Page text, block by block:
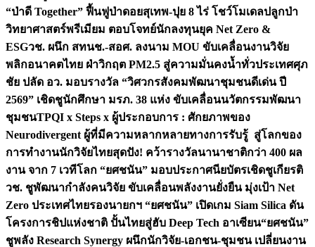
“ป่าดี Together” ฟื้นฟูป่าดอยสุเทพ-ปุย 8 ไร่ โชว์โมเดลปลูกป่า
วิทยาศาสตร์พรีเมียม ตอบโจทย์นักลงทุนยุค Net Zero &
ESGวช. ผนึก สทนช.-สอศ. ลงนาม MOU ขับเคลื่อนงานวิจัย
พลิกอนาคตไทย ฝ่าวิกฤต PM2.5 สู่ความมั่นคงน้ำทั่วประเทศศุภ
ชัย ปลัด อว. มอบรางวัล “วิศวกรสังคมพัฒนาชุมชนดีเด่น ปี
2569” เชิดชูนักศึกษา มรภ. 38 แห่ง ขับเคลื่อนนวัตกรรมพัฒนา
ชุมชนTPQI x Steps x ผู้ประกอบการ : ศักยภาพของ
Neurodivergent ผู้ที่มีความหลากหลายทางการรับรู้ สู่โลกของ
การทำงานนักวิจัยไทยสุดปัง! คว้ารางวัลนานาชาติกว่า 400 ผล
งาน จาก 7 เวทีโลก “ยศชนัน” มอบประกาศนียบัตรเชิดชูเกียรติ
วช. ชูพัฒนากำลังคนวิจัย ขับเคลื่อนพลังงานยั่งยืน มุ่งเป้า Net
Zero ประเทศไทยรองนายกฯ “ยศชนัน” เปิดเกม Siam Silica ดัน
โครงการชิปแห่งชาติ ปั้นไทยสู่ฮับ Deep Tech อาเซียน“ยศชนัน”
ชูพลัง Research Synergy ผนึกนักวิจัย-เอกชน-ชุมชน เปลี่ยนงาน